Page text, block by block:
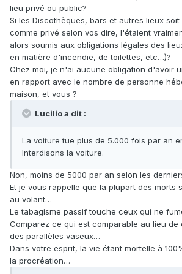
lieu privé ou public?
Si les Discothèques, bars et autres lieux
comme privé selon vos dire, l'étaient
alors soumis aux obligations légales des
en matière d'incendie, de toilettes, etc…)?
Chez moi, je n'ai aucune obligation d'avoir
en rapport avec le nombre de personne
maison, et vous ?
Lucilio a dit :
La voiture tue plus de 5.000 fois par an
Interdisons la voiture.
Non, moins de 5000 par an selon les
Et je vous rappelle que la plupart des morts
au volant…
Le tabagisme passif touche ceux qui ne
Comparez ce qui est comparable au lieu
des parallèles vaseux…
Dans votre esprit, la vie étant mortelle à
la procréation…